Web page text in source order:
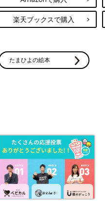
楽天ブックスで購入
たまひよの絵本